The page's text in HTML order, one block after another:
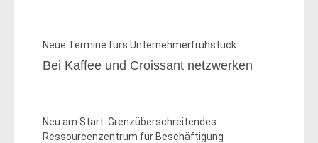
Neue Termine fürs Unternehmerfrühstück
Bei Kaffee und Croissant netzwerken
Neu am Start: Grenzüberschreitendes
Ressourcenzentrum für Beschäftigung